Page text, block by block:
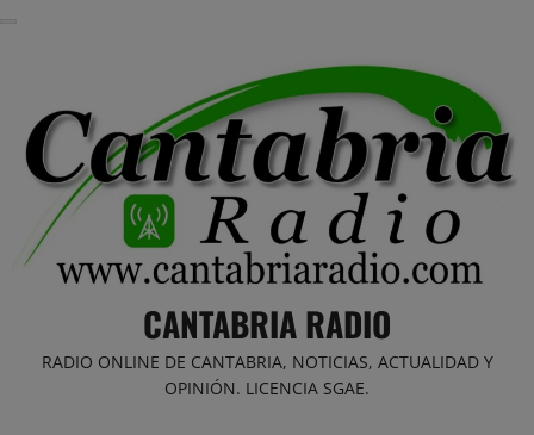
CANTABRIA RADIO
RADIO ONLINE DE CANTABRIA, NOTICIAS, ACTUALIDAD Y
OPINIÓN. LICENCIA SGAE.